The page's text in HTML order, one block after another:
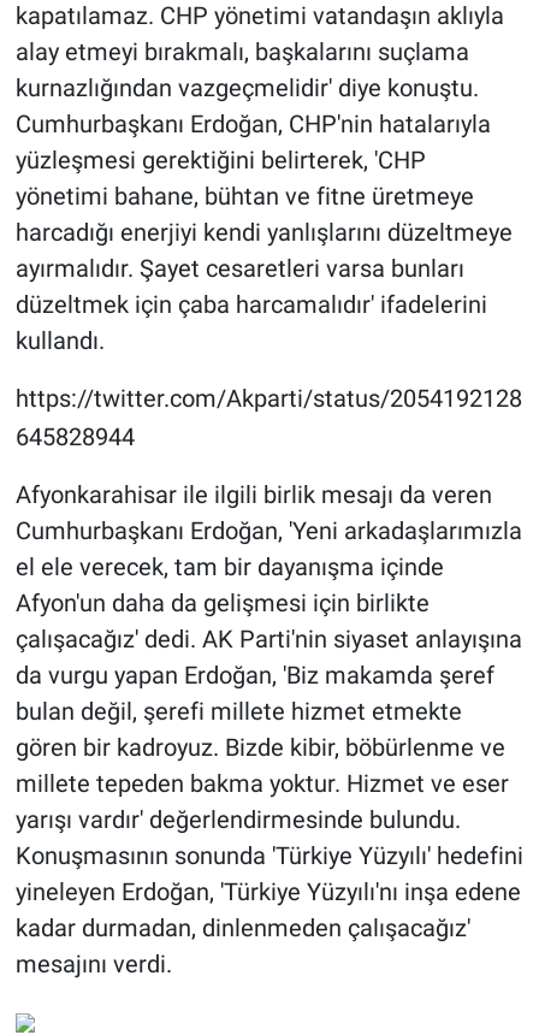
kapatılamaz. CHP yönetimi vatandaşın aklıyla
alay etmeyi bırakmalı, başkalarını suçlama
kurnazlığından vazgeçmelidir' diye konuştu.
Cumhurbaşkanı Erdoğan, CHP'nin hatalarıyla
yüzleşmesi gerektiğini belirterek, 'CHP
yönetimi bahane, bühtan ve fitne üretmeye
harcadığı enerjiyi kendi yanlışlarını düzeltmeye
ayırmalıdır. Şayet cesaretleri varsa bunları
düzeltmek için çaba harcamalıdır' ifadelerini
kullandı.
https://twitter.com/Akparti/status/2054192128
645828944
Afyonkarahisar ile ilgili birlik mesajı da veren
Cumhurbaşkanı Erdoğan, 'Yeni arkadaşlarımızla
el ele verecek, tam bir dayanışma içinde
Afyon'un daha da gelişmesi için birlikte
çalışacağız' dedi. AK Parti'nin siyaset anlayışına
da vurgu yapan Erdoğan, 'Biz makamda şeref
bulan değil, şerefi millete hizmet etmekte
gören bir kadroyuz. Bizde kibir, böbürlenme ve
millete tepeden bakma yoktur. Hizmet ve eser
yarışı vardır' değerlendirmesinde bulundu.
Konuşmasının sonunda 'Türkiye Yüzyılı' hedefini
yineleyen Erdoğan, 'Türkiye Yüzyılı'nı inşa edene
kadar durmadan, dinlenmeden çalışacağız'
mesajını verdi.